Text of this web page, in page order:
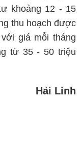
khoảng 12 - 15
thu hoạch được
giá mỗi tháng
từ 35 - 50 triệu
Hải Linh